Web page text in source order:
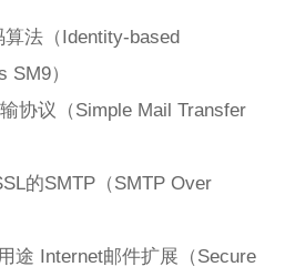
法（Identity-based
SM9）
议（Simple Mail Transfer
的SMTP（SMTP Over
Internet邮件扩展（Secure